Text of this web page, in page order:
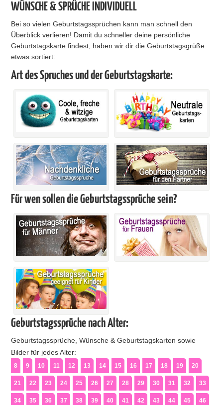
WÜNSCHE & SPRÜCHE INDIVIDUELL
Bei so vielen Geburtstagssprüchen kann man schnell den
Überblick verlieren! Damit du schneller deine persönliche
Geburtstagskarte findest, haben wir dir die Geburtstagsgrüße
etwas sortiert:
Art des Spruches und der Geburtstagskarte:
Für wen sollen die Geburtstagssprüche sein?
Geburtstagssprüche nach Alter:
Geburtstagssprüche, Wünsche & Geburtstagskarten sowie
Bilder für jedes Alter:
8 9 10 11 12 13 14 15 16 17 18 19 20
21 22 23 24 25 26 27 28 29 30 31 32 33
34 35 36 37 38 39 40 41 42 43 44 45 46